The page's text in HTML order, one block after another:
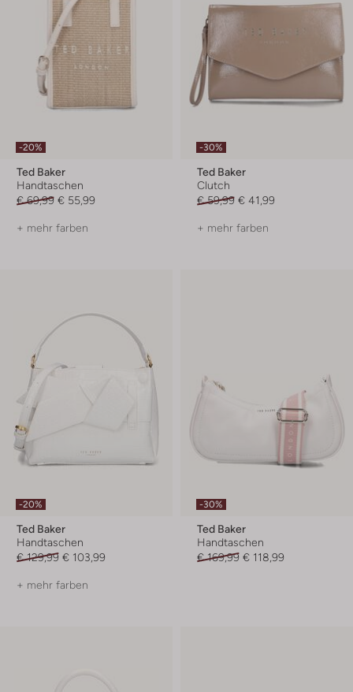
-20%
Ted Baker
Handtaschen
€ 69,99 € 55,99
+ mehr farben
-30%
Ted Baker
Clutch
€ 59,99 € 41,99
+ mehr farben
-20%
Ted Baker
Handtaschen
€ 129,99 € 103,99
+ mehr farben
-30%
Ted Baker
Handtaschen
€ 169,99 € 118,99